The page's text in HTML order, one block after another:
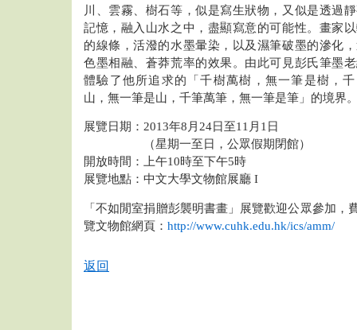
川、雲霧、樹石等，似是寫生狀物，又似是透過
記憶，融入山水之中，盡顯寫意的可能性。畫家
的線條，活潑的水墨暈染，以及濕筆破墨的滲化
色墨相融、蒼莽荒率的效果。由此可見彭氏筆墨
體驗了他所追求的「千樹萬樹，無一筆是樹，
山，無一筆是山，千筆萬筆，無一筆是筆」的境界
展覽日期：2013年8月24日至11月1日
（星期一至日，公眾假期閉館）
開放時間：上午10時至下午5時
展覽地點：中文大學文物館展廳 I
「不如閒室捐贈彭襲明書畫」展覽歡迎公眾參加，
覽文物館網頁： http://www.cuhk.edu.hk/ics/amm/
返回